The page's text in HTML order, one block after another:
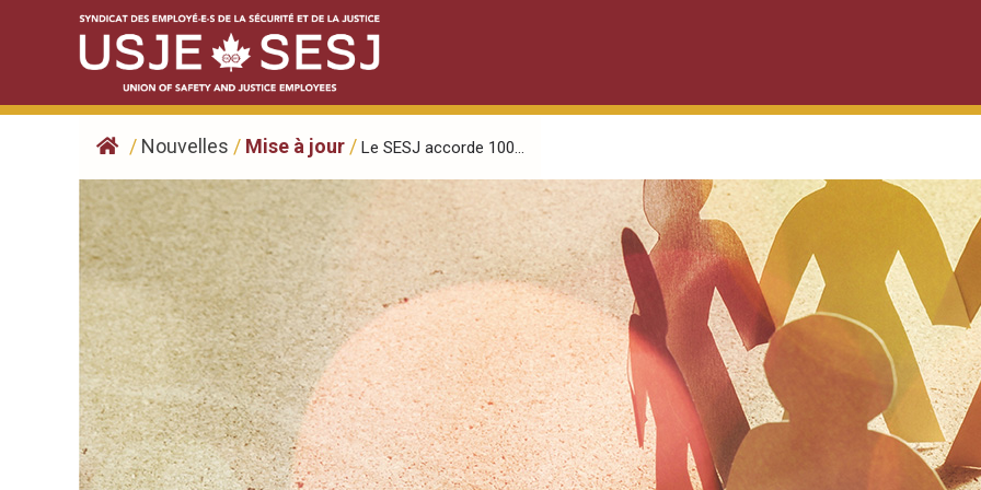
/ Nouvelles / Mise à jour / Le SESJ accorde 100...